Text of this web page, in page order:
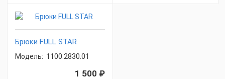
Брюки FULL STAR
Модель: 1100.2830.01
1 500 ₽